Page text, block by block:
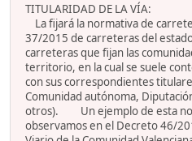
TITULARIDAD DE LA VÍA:
La fijará la normativa de
37/2015 de carreteras del
carreteras que fijan las
territorio, en la cual se suele
con sus correspondientes
Comunidad autónoma,
otros). Un ejemplo de esta
observamos en el Decreto 46/